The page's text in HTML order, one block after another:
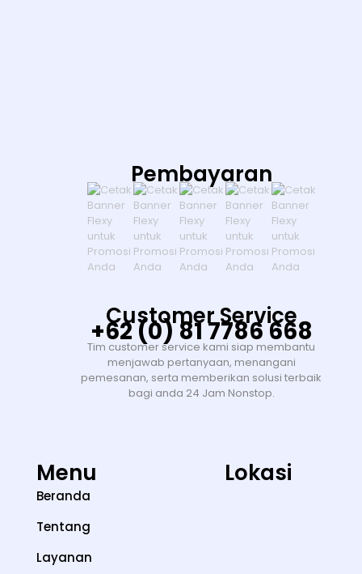
Pembayaran
Customer Service
+62 (0) 81 7786 668
Tim customer service kami siap membantu
menjawab pertanyaan, menangani
pemesanan, serta memberikan solusi terbaik
bagi anda 24 Jam Nonstop.
Menu
Beranda
Tentang
Layanan
Lokasi